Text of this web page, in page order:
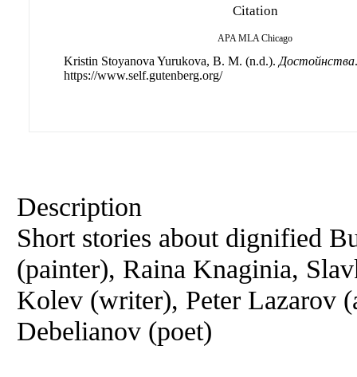
Citation
APA MLA Chicago
Kristin Stoyanova Yurukova, B. M. (n.d.). Достойнства
https://www.self.gutenberg.org/
Description
Short stories about dignified
(painter), Raina Knaginia,
Kolev (writer), Peter Lazarov
Debelianov (poet)